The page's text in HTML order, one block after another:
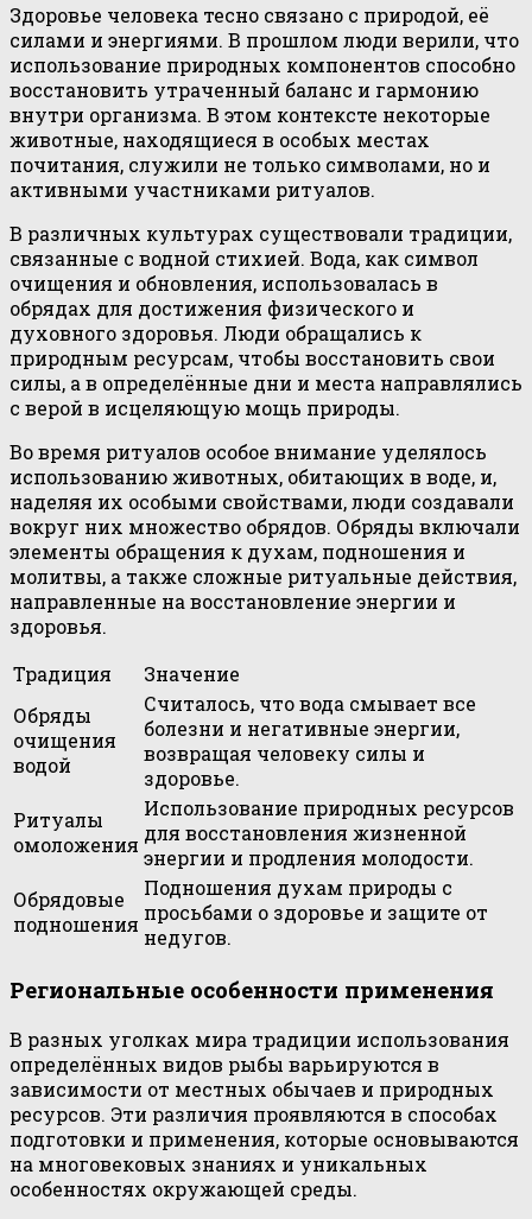
Здоровье человека тесно связано с природой, её
силами и энергиями. В прошлом люди верили, что
использование природных компонентов способно
восстановить утраченный баланс и гармонию
внутри организма. В этом контексте некоторые
животные, находящиеся в особых местах
почитания, служили не только символами, но и
активными участниками ритуалов.
В различных культурах существовали традиции,
связанные с водной стихией. Вода, как символ
очищения и обновления, использовалась в
обрядах для достижения физического и
духовного здоровья. Люди обращались к
природным ресурсам, чтобы восстановить свои
силы, а в определённые дни и места направлялись
с верой в исцеляющую мощь природы.
Во время ритуалов особое внимание уделялось
использованию животных, обитающих в воде, и,
наделяя их особыми свойствами, люди создавали
вокруг них множество обрядов. Обряды включали
элементы обращения к духам, подношения и
молитвы, а также сложные ритуальные действия,
направленные на восстановление энергии и
здоровья.
Традиция
Значение
Обряды
очищения
водой
Считалось, что вода смывает все
болезни и негативные энергии,
возвращая человеку силы и
здоровье.
Ритуалы
омоложения
Использование природных ресурсов
для восстановления жизненной
энергии и продления молодости.
Обрядовые
подношения
Подношения духам природы с
просьбами о здоровье и защите от
недугов.
Региональные особенности применения
В разных уголках мира традиции использования
определённых видов рыбы варьируются в
зависимости от местных обычаев и природных
ресурсов. Эти различия проявляются в способах
подготовки и применения, которые основываются
на многовековых знаниях и уникальных
особенностях окружающей среды.